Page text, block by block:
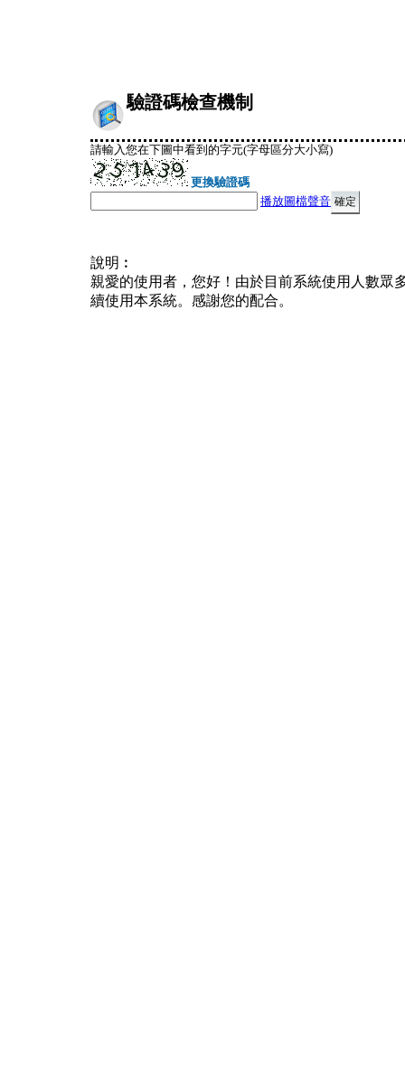
驗證碼檢查機制
請輸入您在下圖中看到的字元(字母區分大小寫)
更換驗證碼
播放圖檔聲音
說明︰
親愛的使用者，您好！由於目前系統使用人數眾
續使用本系統。感謝您的配合。